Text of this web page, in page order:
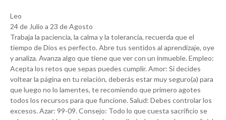
Leo
24 de Julio a 23 de Agosto
Trabaja la paciencia, la calma y la tolerancia, recuerda que el
tiempo de Dios es perfecto. Abre tus sentidos al aprendizaje, oye
y analiza. Avanza algo que tiene que ver con un inmueble. Empleo:
Acepta los retos que sepas puedes cumplir. Amor: Si decides
voltear la página en tu relación, deberás estar muy seguro(a) para
que luego no lo lamentes, te recomiendo que primero agotes
todos los recursos para que funcione. Salud: Debes controlar los
excesos. Azar: 99-09. Consejo: Todo lo que cuesta sacrificio se